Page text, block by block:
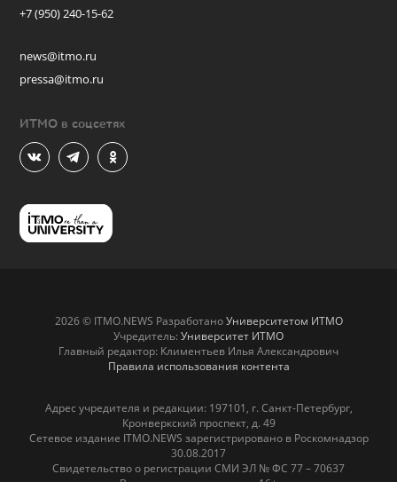
+7 (950) 240-15-62
news@itmo.ru
pressa@itmo.ru
ИТМО в соцсетях
2026 © ITMO.NEWS РазработаноУниверситетом ИТМО
Учредитель: Университет ИТМО
Главный редактор: Климентьев Илья Александрович
Правила использования контента
Адрес учредителя и редакции: 197101, г. Санкт-Петербург,
Кронверкский проспект, д. 49
Сетевое издание ITMO.NEWS зарегистрировано в Роскомнадзор
30.08.2017
Свидетельство о регистрации СМИ ЭЛ № ФС 77 – 70637